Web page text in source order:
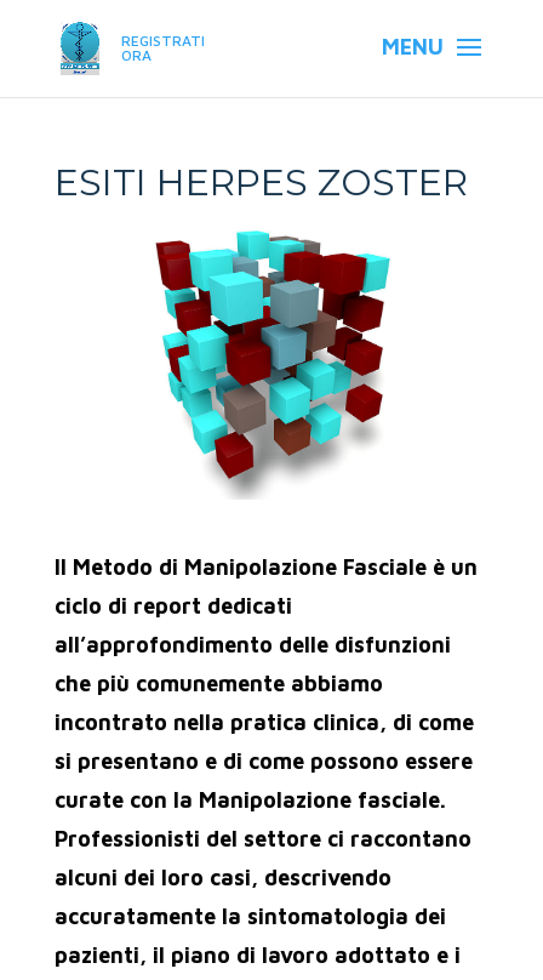
REGISTRATI
ORA
ESITI HERPES ZOSTER
Il Metodo di Manipolazione Fasciale è un
ciclo di report dedicati
all’approfondimento delle disfunzioni
che più comunemente abbiamo
incontrato nella pratica clinica, di come
si presentano e di come possono essere
curate con la Manipolazione fasciale.
Professionisti del settore ci raccontano
alcuni dei loro casi, descrivendo
accuratamente la sintomatologia dei
pazienti, il piano di lavoro adottato e i